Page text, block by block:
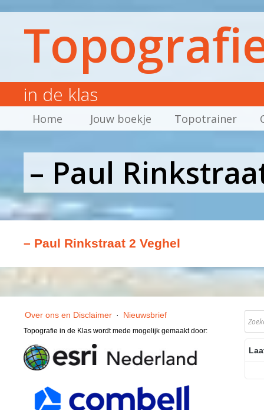
in de klas
Home Jouw boekje Topotrainer
– Paul
– Paul Rinkstraat 2 Veghel
Over ons en Disclaimer · Nieuwsbrief
Topografie in de Klas wordt mede mogelijk gemaakt door: